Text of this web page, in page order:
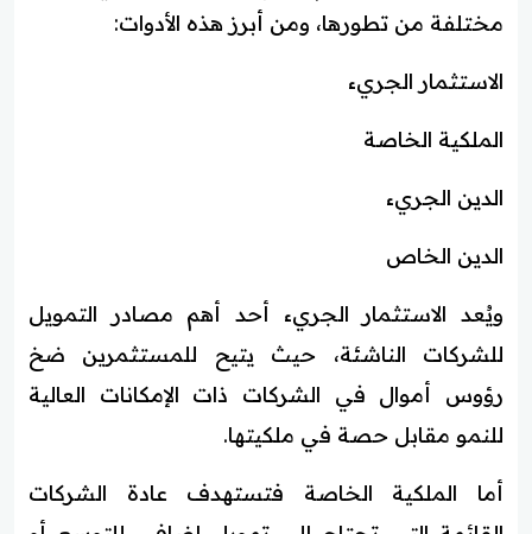
مختلفة من تطورها، ومن أبرز هذه الأدوات:
الاستثمار الجريء
الملكية الخاصة
الدين الجريء
الدين الخاص
ويُعد الاستثمار الجريء أحد أهم مصادر التمويل
للشركات الناشئة، حيث يتيح للمستثمرين ضخ
رؤوس أموال في الشركات ذات الإمكانات العالية
للنمو مقابل حصة في ملكيتها.
أما الملكية الخاصة فتستهدف عادة الشركات